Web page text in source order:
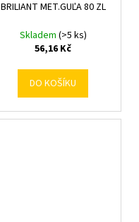
BRILIANT MET.GUĽA 80 ZL
Skladem (>5 ks)
56,16 Kč
DO KOŠÍKU